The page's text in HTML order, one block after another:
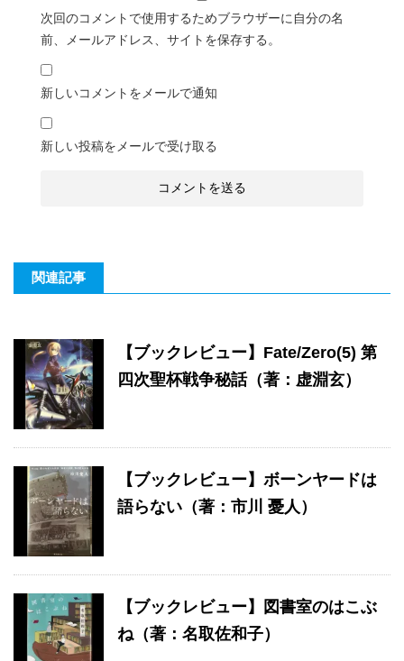
次回のコメントで使用するためブラウザーに自分の名
前、メールアドレス、サイトを保存する。
新しいコメントをメールで通知
新しい投稿をメールで受け取る
関連記事
【ブックレビュー】Fate/Zero(5) 第
四次聖杯戦争秘話（著：虚淵玄）
【ブックレビュー】ボーンヤードは
語らない（著：市川 憂人）
【ブックレビュー】図書室のはこぶ
ね（著：名取佐和子）